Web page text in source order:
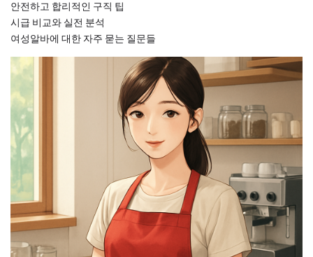
안전하고 합리적인 구직 팁
시급 비교와 실전 분석
여성알바에 대한 자주 묻는 질문들